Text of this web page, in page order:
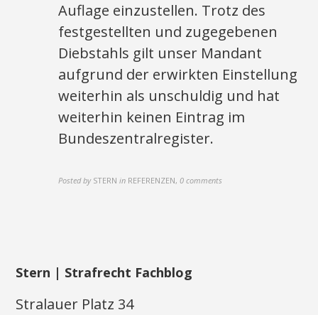
Auflage einzustellen. Trotz des
festgestellten und zugegebenen
Diebstahls gilt unser Mandant
aufgrund der erwirkten Einstellung
weiterhin als unschuldig und hat
weiterhin keinen Eintrag im
Bundeszentralregister.
Posted by STERN in REFERENZEN,0 comments
Stern | Strafrecht Fachblog
Stralauer Platz 34